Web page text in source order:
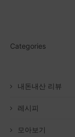
Categories
내돈내산 리뷰
레시피
모아보기